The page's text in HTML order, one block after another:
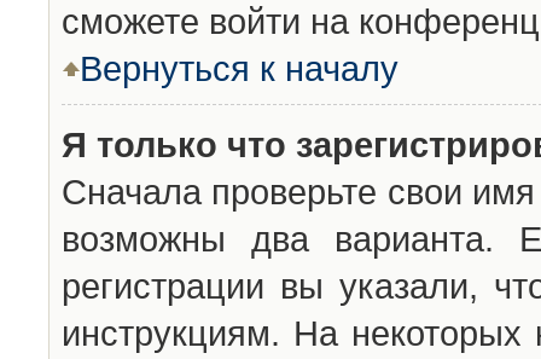
сможете войти на
Вернуться к началу
Я только что
Сначала проверьте свои
возможны два варианта.
регистрации вы указали,
инструкциям. На